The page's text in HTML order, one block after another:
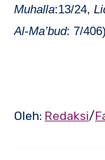
Muhalla:13/24,
Al-Ma’bud: 7/406)
Oleh: Redaksi/